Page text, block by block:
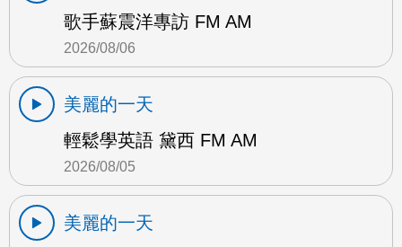
歌手蘇震洋專訪 FM AM
2026/08/06
美麗的一天
輕鬆學英語 黛西 FM AM
2026/08/05
美麗的一天